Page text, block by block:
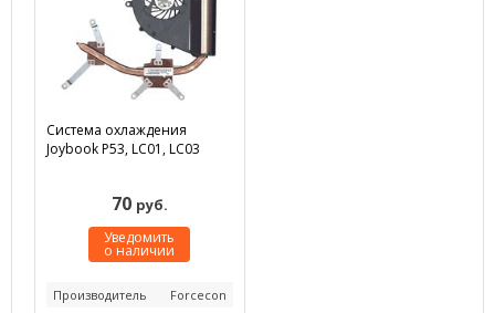
Система охлаждения
Joybook P53, LC01, LC03
70 руб.
Уведомить
о наличии
Производитель
Forcecon